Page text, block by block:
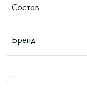
Состав
Бренд